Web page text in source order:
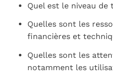
Quel est le niveau de
Quelles sont les
financières et
Quelles sont les
notamment les